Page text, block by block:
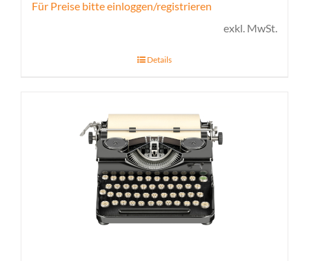
Für Preise bitte einloggen/registrieren
exkl. MwSt.
Details